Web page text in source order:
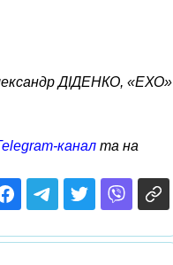
ДІДЕНКО, «ЕХО»
канал та на